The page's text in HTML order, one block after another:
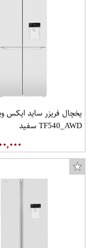
یخچال فریزر ساید ایکس
TF540_AWD سفید